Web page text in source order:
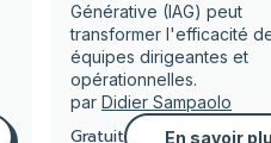
Générative (IAG) peut
transformer l'efficacité
équipes dirigeantes et
opérationnelles.
par Didier Sampaolo
Gratuit En savoir